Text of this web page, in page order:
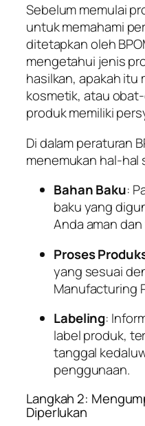
Sebelum memulai
untuk memahami
ditetapkan oleh
mengetahui jenis
hasilkan, apakah itu
kosmetik, atau
produk memiliki
Di dalam peraturan
menemukan hal-hal
Bahan Baku:
baku yang
Anda aman
Proses
yang sesuai
Manufacturing
Labeling:
label produk,
tanggal
penggunaan.
Langkah 2:
Diperlukan